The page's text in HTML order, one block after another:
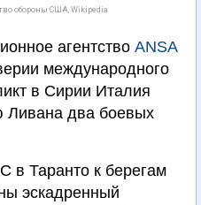
обороны США, Wikipedia
агентство ANSA
международного
в Сирии Италия
Ливана два боевых
в Таранто к берегам
эскадренный